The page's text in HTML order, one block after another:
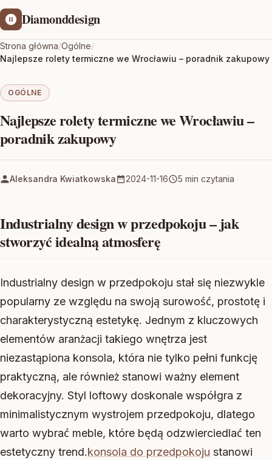
Diamonddesign
Strona główna/Ogólne/
Najlepsze rolety termiczne we Wrocławiu – poradnik zakupowy
OGÓLNE
Najlepsze rolety termiczne we Wrocławiu –
poradnik zakupowy
Aleksandra Kwiatkowska 2024-11-16 5 min czytania
Industrialny design w przedpokoju – jak
stworzyć idealną atmosferę
Industrialny design w przedpokoju stał się niezwykle
popularny ze względu na swoją surowość, prostotę i
charakterystyczną estetykę. Jednym z kluczowych
elementów aranżacji takiego wnętrza jest
niezastąpiona konsola, która nie tylko pełni funkcję
praktyczną, ale również stanowi ważny element
dekoracyjny. Styl loftowy doskonale współgra z
minimalistycznym wystrojem przedpokoju, dlatego
warto wybrać meble, które będą odzwierciedlać ten
estetyczny trend.konsola do przedpokoju stanowi